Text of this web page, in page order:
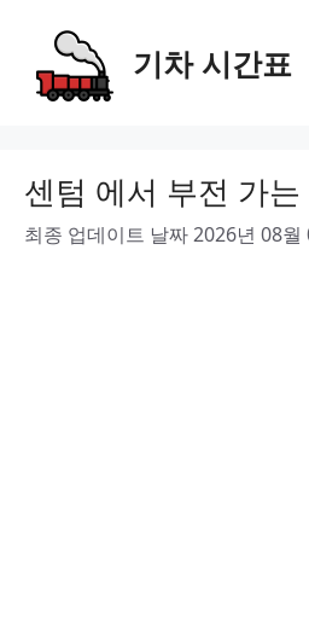
content
기차 시간표
센텀 에서 부전 가
최종 업데이트 날짜 2026년 08월